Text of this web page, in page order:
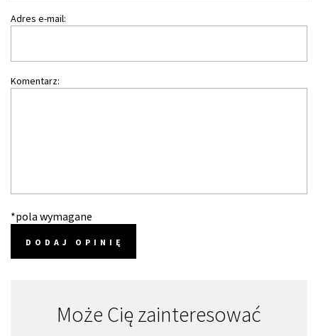
Adres e-mail:
Komentarz:
*pola wymagane
DODAJ OPINIĘ
Może Cię zainteresować